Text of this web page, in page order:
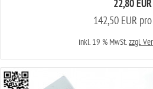
22,80 EUR
142,50 EUR
inkl. 19 % MwSt.zzgl.